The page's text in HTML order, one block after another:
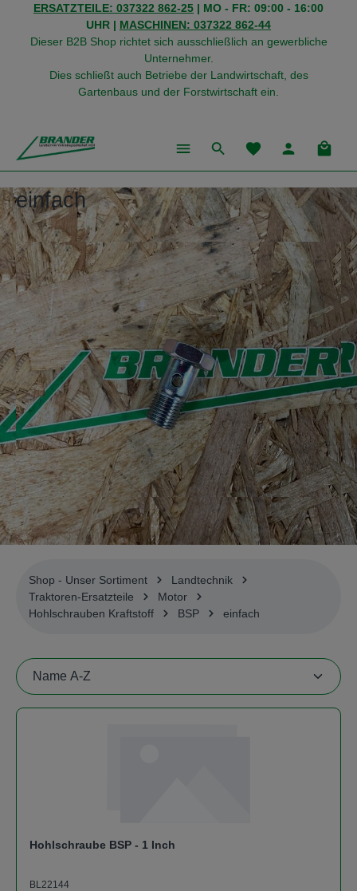
springen
ERSATZTEILE: 037322 862-25 | MO - FR: 09:00 - 16:00
UHR | MASCHINEN: 037322 862-44
Dieser B2B Shop richtet sich ausschließlich an gewerbliche
Unternehmer.
Dies schließt auch Betriebe der Landwirtschaft, des
Gartenbaus und der Forstwirtschaft ein.
Du hast 0
einfach
Shop - Unser Sortiment
Landtechnik
Traktoren-Ersatzteile
Motor
Hohlschrauben Kraftstoff
BSP einfach
Hohlschraube BSP - 1 Inch
BL22144